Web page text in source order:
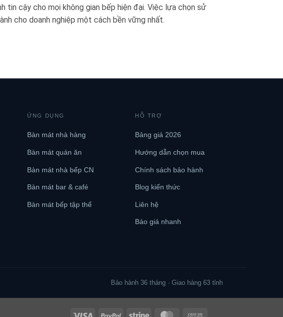
tin cậy cho mọi không gian bếp hiện đại. Việc lựa chọn sử
cho doanh nghiệp một cách bền vững nhất.
ỨNG DỤNG
Bàn mát nhà hàng
Bàn mát quán ăn
Bàn mát nhà bếp CN
Bàn mát bar & café
Bàn mát bếp tập thể
HỖ TRỢ
Bảng giá 2026
Hướng dẫn chọn mua
Chính sách bảo hành
Blog kiến thức
Liên hệ
Báo giá nhanh
Bảo hành 36 tháng · Giao hàng 63 tỉnh
Visa PayPal Stripe MasterCard